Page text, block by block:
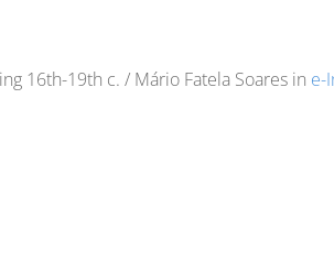
16th-19th c. / Mário Fatela Soares in e-